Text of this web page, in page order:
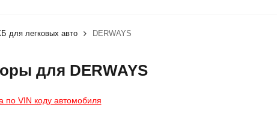
для легковых авто DERWAYS
для DERWAYS
по VIN коду автомобиля